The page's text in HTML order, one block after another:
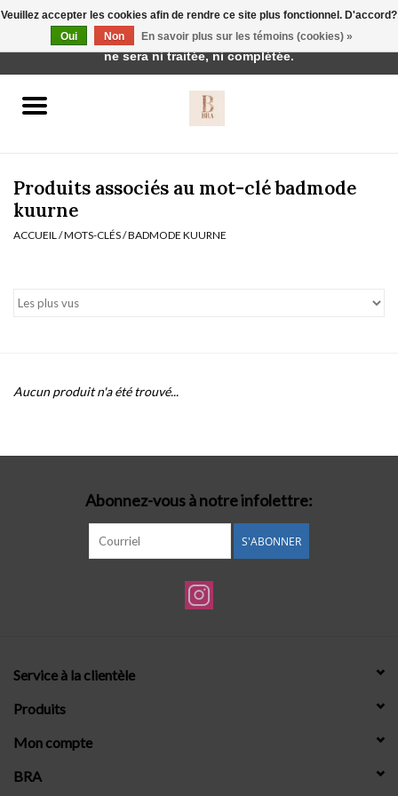
vêtements de nuit
Badmode
Produits associés au mot-clé badmode
kuurne
ACCUEIL /MOTS-CLÉS/BADMODE KUURNE
Aucun produit n'a été trouvé...
Abonnez-vous à notre infolettre:
S'ABONNER
Service à la clientèle
Produits
Mon compte
BRA
Veuillez accepter les cookies afin de rendre ce site plus fonctionnel. D'accord?
Oui
Non En savoir plus sur les témoins (cookies) »
Cette boutique est en construction. Toute commande passée
ne sera ni traitée, ni complétée.